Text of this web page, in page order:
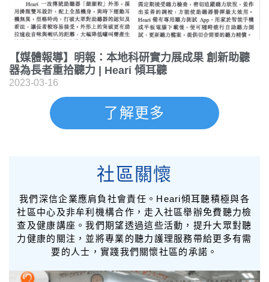
【媒體報導】明報：本地科研實力展成果 創新助聽
器為長者重拾聽力 | Heari 傾耳聽
2023-03-16
了解更多
社區關懷
我們深信企業應肩負社會責任。Heari傾耳聽積極與各
社區中心及非牟利機構合作，走入社區舉辦免費聽力檢
查及健康講座。我們期望透過這些活動，提升大眾對聽
力健康的關注，並將專業的聽力護理服務帶給更多有需
要的人士，實踐我們關懷社區的承諾。